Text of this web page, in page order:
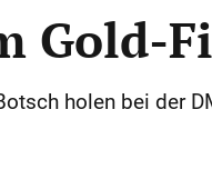
Gold-
holen bei der